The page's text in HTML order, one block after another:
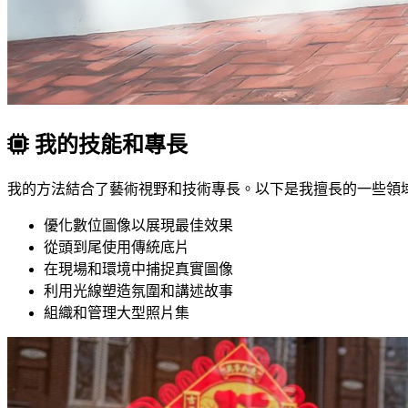
我的技能和專長
我的方法結合了藝術視野和技術專長。以下是我擅長的一些領
優化數位圖像以展現最佳效果
從頭到尾使用傳統底片
在現場和環境中捕捉真實圖像
利用光線塑造氛圍和講述故事
組織和管理大型照片集